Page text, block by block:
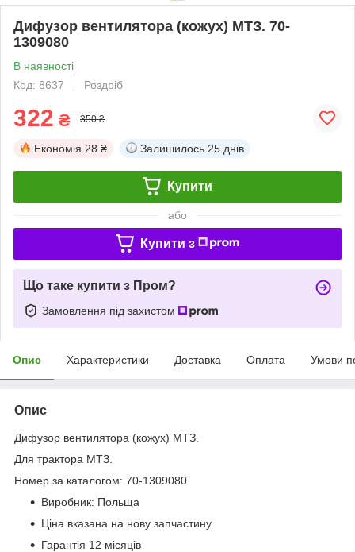
Дифузор вентилятора (кожух) МТЗ. 70-
1309080
В наявності
Код: 8637
Роздріб
322 ₴ 350 ₴
Економія 28 ₴ Залишилось 25 днів
Купити
або
Купити з
Що таке купити з Пром?
Замовлення під захистом
Опис Характеристики Доставка Оплата Умови
Опис
Дифузор вентилятора (кожух) МТЗ.
Для трактора МТЗ.
Номер за каталогом: 70-1309080
Виробник: Польща
Ціна вказана на нову запчастину
Гарантія 12 місяців